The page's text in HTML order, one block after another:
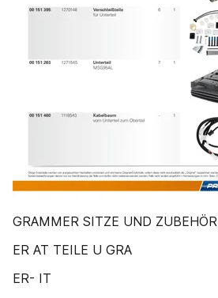
GRAMMER SITZE UND ZUBEHÖR
ER AT TEILE U GRA
ER- IT